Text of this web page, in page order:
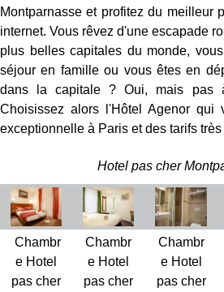
Montparnasse et profitez du meilleur
internet. Vous rêvez d'une escapade
plus belles capitales du monde,
séjour en famille ou vous êtes en
dans la capitale ? Oui, mais pas
Choisissez alors l'Hôtel Agenor qui
exceptionnelle à Paris et des tarifs très
Hotel pas cher
Chambr
e Hotel
pas cher
Chambr
e Hotel
pas cher
Chambr
e Hotel
pas cher